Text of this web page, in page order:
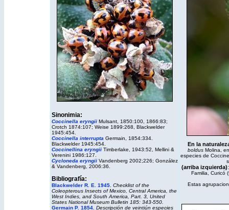
Sinonimia:
Coccinella eryngii Mulsant, 1850:100, 1866:83;
Crotch 1874:107; Weise 1899:268, Blackwelder
1945:454.
Coccinella interrupta Germain, 1854:334.
Blackwelder 1945:454.
Coccinellina eryngiiTimberlake, 1943:52, Mellini &
Verenini 1986:127.
Cycloneda eryngiiVandenberg 2002;226; González
& Vandenberg, 2006:36.
Bibliografía:
Blackwelder R. E. 1945. Checklist of the
Coleopterous Insects of Mexico, Central America, the
West Indies, and South America, Part. 3, United
States National Museum Bulletin 185: 343-550.
Germain P. 1854. Descripción de veintiún especies
En la
boldus Molina,
especies de
(arriba izquierda)
Familia, Curicó
Estas